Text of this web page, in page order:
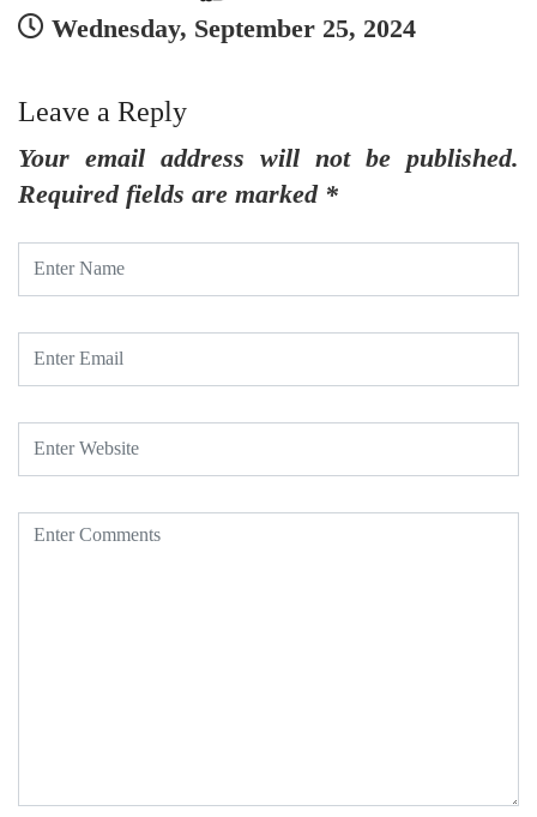
Wednesday, September 25, 2024
Leave a Reply
Your email address will not be published.
Required fields are marked *